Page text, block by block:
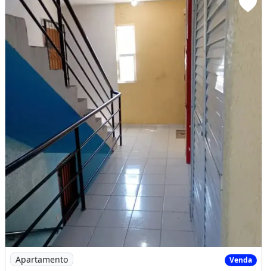
Imagem: Apto Viver
Apartamento Venda